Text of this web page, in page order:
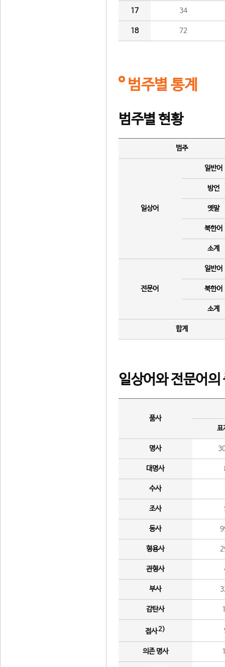
17 34
18 72
범주별 통계
범주별 현황
범주
일상어
일반어
방언
옛말
북한어
소계
전문어
일반어
북한어
소계
합계
일상어와 전문어의
품사
표
명사
대명사
수사
조사
동사
형용사
관형사
부사
감탄사
접사2)
의존 명사